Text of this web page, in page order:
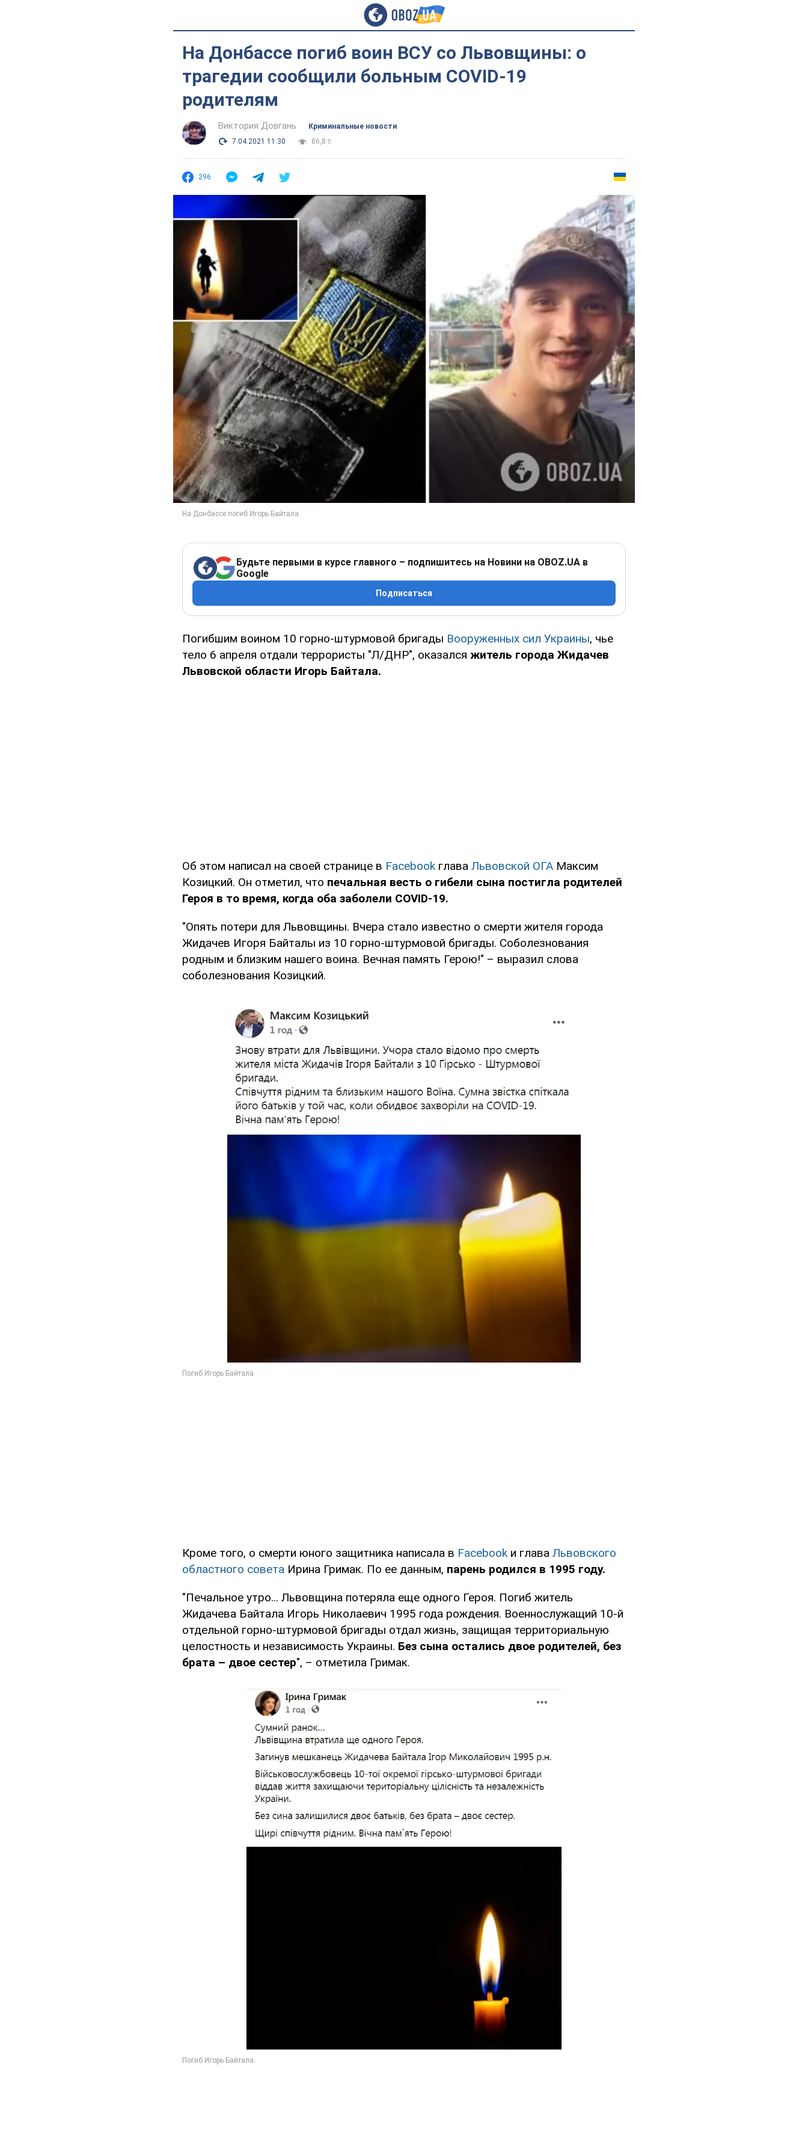
На Донбассе погиб воин ВСУ со Львовщины: о
трагедии сообщили больным COVID-19
родителям
Виктория Довгань
Криминальные новости
7.04.2021 11:30
86,8 т.
296
Будьте первыми в курсе главного – подпишитесь на Новини на OBOZ.UA в
Google
Подписаться
Погибшим воином 10 горно-штурмовой бригады Вооруженных сил Украины, чье
тело 6 апреля отдали террористы "Л/ДНР", оказался житель города Жидачев
Львовской области Игорь Байтала.
Об этом написал на своей странице в Facebook глава Львовской ОГА Максим
Козицкий. Он отметил, что печальная весть о гибели сына постигла родителей
Героя в то время, когда оба заболели COVID-19.
"Опять потери для Львовщины. Вчера стало известно о смерти жителя города
Жидачев Игоря Байталы из 10 горно-штурмовой бригады. Соболезнования
родным и близким нашего воина. Вечная память Герою!" – выразил слова
соболезнования Козицкий.
Кроме того, о смерти юного защитника написала в Facebook и глава Львовского
областного совета Ирина Гримак. По ее данным, парень родился в 1995 году.
"Печальное утро... Львовщина потеряла еще одного Героя. Погиб житель
Жидачева Байтала Игорь Николаевич 1995 года рождения. Военнослужащий 10-й
отдельной горно-штурмовой бригады отдал жизнь, защищая территориальную
целостность и независимость Украины. Без сына остались двое родителей, без
брата – двое сестер", – отметила Гримак.